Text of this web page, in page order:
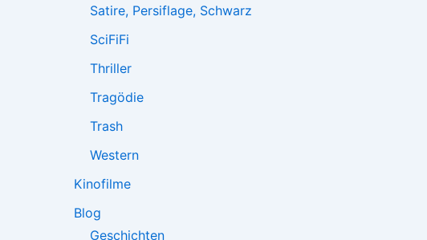
Satire, Persiflage, Schwarz
SciFiFi
Thriller
Tragödie
Trash
Western
Kinofilme
Blog
Geschichten